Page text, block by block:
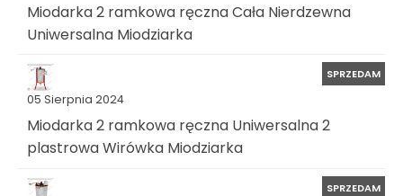
Miodarka 2 ramkowa ręczna Cała Nierdzewna
Uniwersalna Miodziarka
05 Sierpnia 2024
SPRZEDAM
Miodarka 2 ramkowa ręczna Uniwersalna 2
plastrowa Wirówka Miodziarka
SPRZEDAM